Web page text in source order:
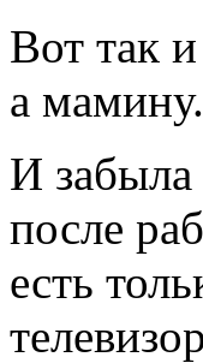
Вот так
а
И забыла
после
есть